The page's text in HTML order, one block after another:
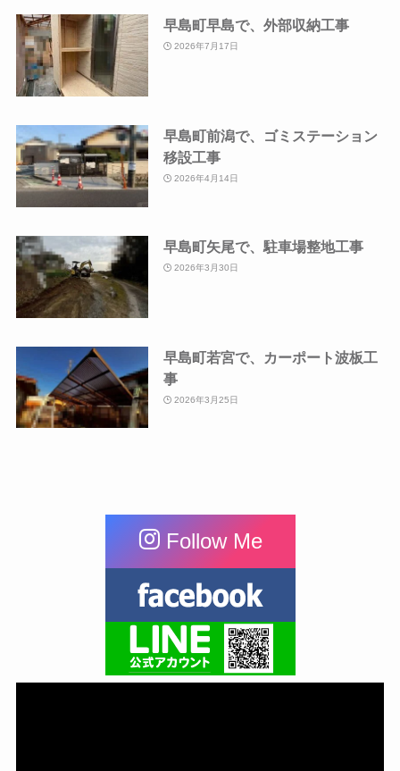
早島町早島で、外部収納工事
2026年7月17日
早島町前潟で、ゴミステーション
移設工事
2026年4月14日
早島町矢尾で、駐車場整地工事
2026年3月30日
早島町若宮で、カーポート波板工
事
2026年3月25日
Follow Me